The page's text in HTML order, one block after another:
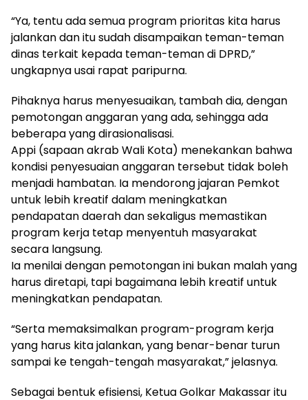
“Ya, tentu ada semua program prioritas kita harus
jalankan dan itu sudah disampaikan teman-teman
dinas terkait kepada teman-teman di DPRD,”
ungkapnya usai rapat paripurna.
Pihaknya harus menyesuaikan, tambah dia, dengan
pemotongan anggaran yang ada, sehingga ada
beberapa yang dirasionalisasi.
Appi (sapaan akrab Wali Kota) menekankan bahwa
kondisi penyesuaian anggaran tersebut tidak boleh
menjadi hambatan. Ia mendorong jajaran Pemkot
untuk lebih kreatif dalam meningkatkan
pendapatan daerah dan sekaligus memastikan
program kerja tetap menyentuh masyarakat
secara langsung.
Ia menilai dengan pemotongan ini bukan malah yang
harus diretapi, tapi bagaimana lebih kreatif untuk
meningkatkan pendapatan.
“Serta memaksimalkan program-program kerja
yang harus kita jalankan, yang benar-benar turun
sampai ke tengah-tengah masyarakat,” jelasnya.
Sebagai bentuk efisiensi, Ketua Golkar Makassar itu